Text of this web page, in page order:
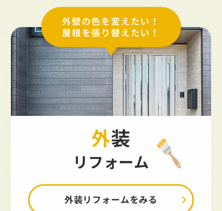
外壁の色を変えたい！
屋根を張り替えたい！
外装
リフォーム
外装リフォームをみる